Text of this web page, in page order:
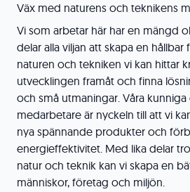
Väx med naturens och teknikens
Vi som arbetar här har en mängd
delar alla viljan att skapa en hållbar
naturen och tekniken vi kan hittar
utvecklingen framåt och finna
och små utmaningar. Våra
medarbetare är nyckeln till att vi
nya spännande produkter och
energieffektivitet. Med lika delar
natur och teknik kan vi skapa en
människor, företag och miljön.